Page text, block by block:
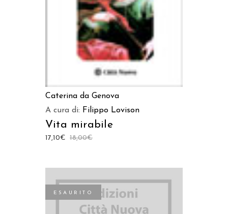
Caterina da Genova
A cura di: Filippo Lovison
Vita mirabile
18,00€
17,10€
ESAURITO